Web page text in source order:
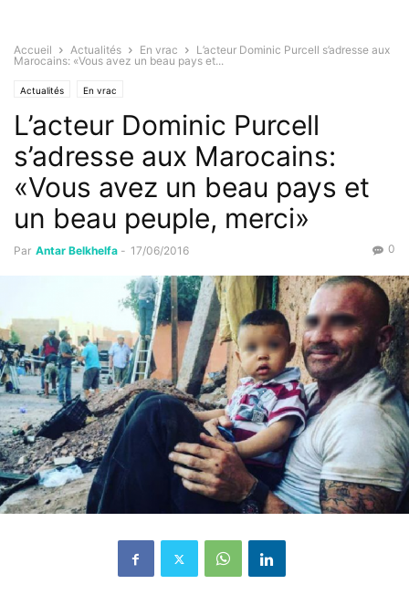
Accueil Actualités En vrac
L’acteur Dominic Purcell s’adresse aux
Marocains: «Vous avez un beau pays et...
Actualités En vrac
L’acteur Dominic Purcell
s’adresse aux Marocains:
«Vous avez un beau pays et
un beau peuple, merci»
Par Antar Belkhelfa - 17/06/2016 0